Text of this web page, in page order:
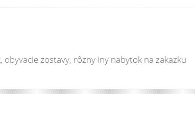
zostavy, rôzny iny nabytok na zakazku